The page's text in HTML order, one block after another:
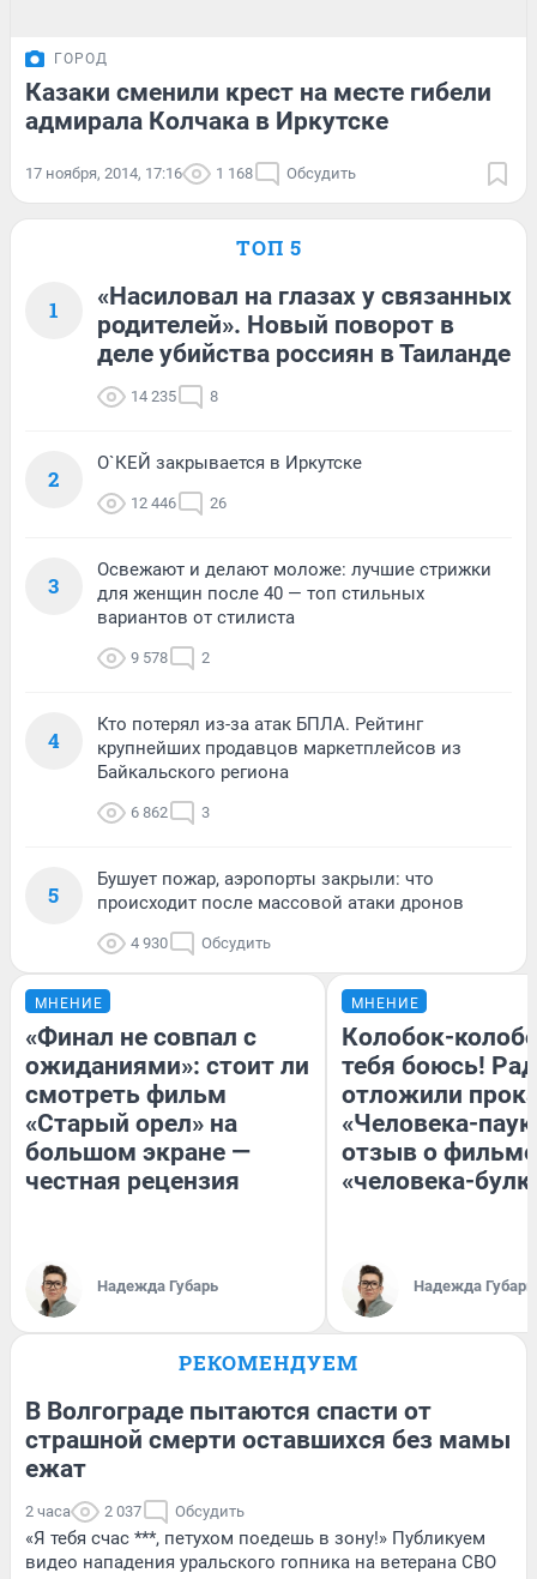
ГОРОД
Казаки сменили крест на месте гибели
адмирала Колчака в Иркутске
17 ноября, 2014, 17:16 1 168 Обсудить
ТОП 5
1
«Насиловал на глазах у связанных
родителей». Новый поворот в
деле убийства россиян в Таиланде
14 235 8
2
О`КЕЙ закрывается в Иркутске
12 446 26
3
Освежают и делают моложе: лучшие стрижки
для женщин после 40 — топ стильных
вариантов от стилиста
9 578 2
4
Кто потерял из-за атак БПЛА. Рейтинг
крупнейших продавцов маркетплейсов из
Байкальского региона
6 862 3
5
Бушует пожар, аэропорты закрыли: что
происходит после массовой атаки дронов
4 930 Обсудить
МНЕНИЕ
«Финал не совпал с
ожиданиями»: стоит ли
смотреть фильм
«Старый орел» на
большом экране —
честная рецензия
Надежда Губарь
МНЕНИЕ
Колобок-
тебя боюсь!
отложили
«Человека-
отзыв о
«человека-
Надежда Губарь
РЕКОМЕНДУЕМ
В Волгограде пытаются спасти от
страшной смерти оставшихся без мамы
ежат
2 часа 2 037 Обсудить
«Я тебя счас ***, петухом поедешь в зону!» Публикуем
видео нападения уральского гопника на ветерана СВО